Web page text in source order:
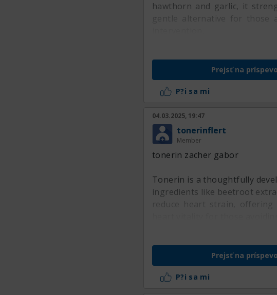
hawthorn and garlic, it
gentle alternative for
Prejsť na
P?i sa mi
04.03.2025, 19:47
tonerinflert
Member
tonerin zacher gabor
Tonerin is a thoughtfully
ingredients like beetroot
reduce heart strain,
Prejsť na
P?i sa mi